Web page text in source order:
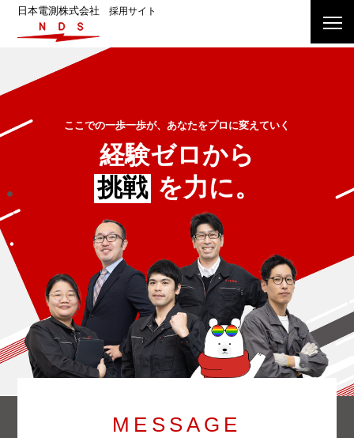
日本電測株式会社 採用サイト
ここでの一歩一歩が、あなたをプロに変えていく
経験ゼロから
挑戦 を力に。
MESSAGE